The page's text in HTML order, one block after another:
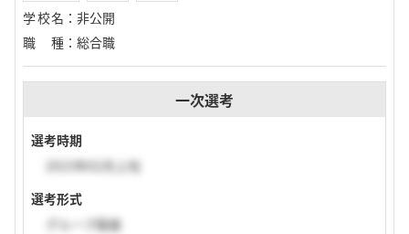
学校名 ： 非公開
職種 ： 総合職
一次選考
選考時期
2023年02月上旬
選考形式
グループ面接